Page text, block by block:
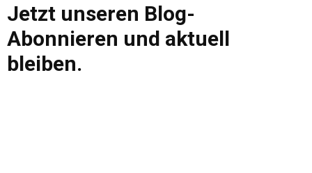
Jetzt unseren Blog-
Abonnieren und aktuell
bleiben.